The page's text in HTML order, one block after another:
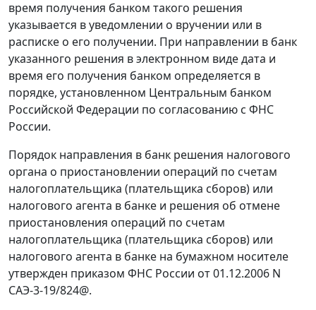
время получения банком такого решения
указывается в уведомлении о вручении или в
расписке о его получении. При направлении в банк
указанного решения в электронном виде дата и
время его получения банком определяется в
порядке, установленном Центральным банком
Российской Федерации по согласованию с ФНС
России.
Порядок направления в банк решения налогового
органа о приостановлении операций по счетам
налогоплательщика (плательщика сборов) или
налогового агента в банке и решения об отмене
приостановления операций по счетам
налогоплательщика (плательщика сборов) или
налогового агента в банке на бумажном носителе
утвержден приказом ФНС России от 01.12.2006 N
САЭ-3-19/824@.